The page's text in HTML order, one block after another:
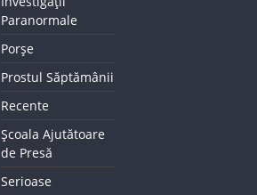
Paranormale
Porșe
Prostul Săptămânii
Recente
Școala Ajutătoare
de Presă
Serioase